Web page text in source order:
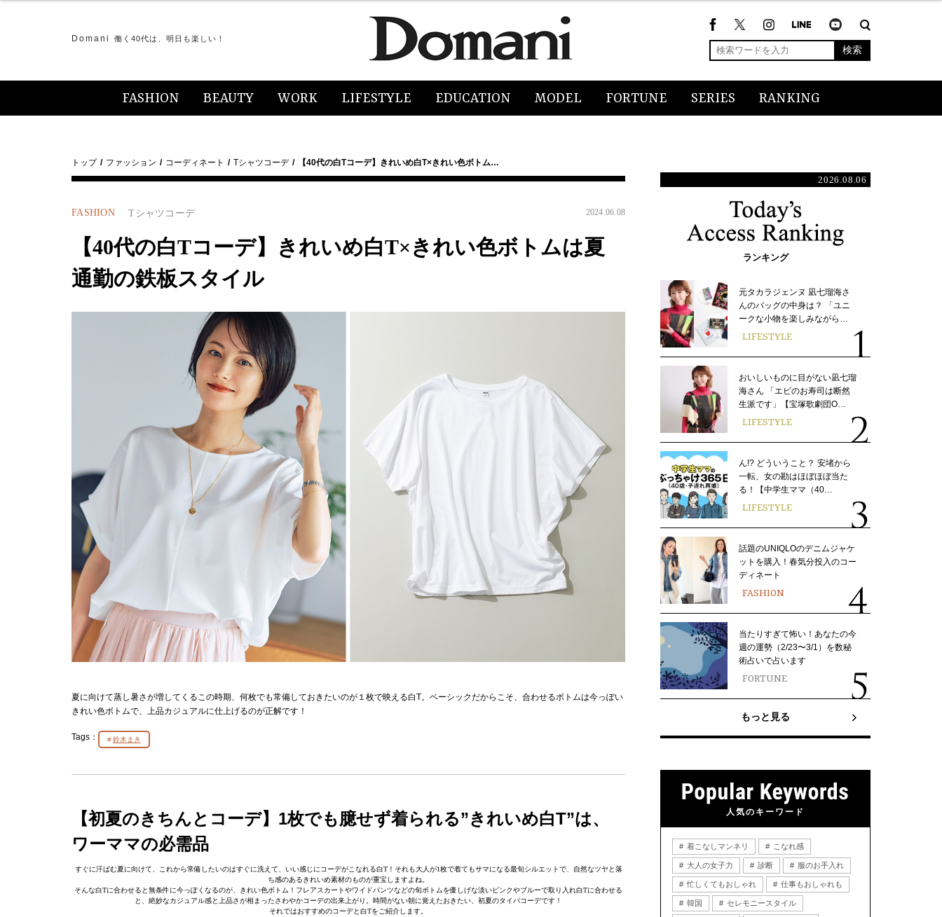
Domani 働く40代は、明日も楽しい！
検索
FASHION BEAUTY WORK LIFESTYLE EDUCATION MODEL FORTUNE SERIES RANKING
トップ ファッション コーディネート Tシャツコーデ 【40代の白Tコーデ】きれいめ白T×きれい色ボトム…
FASHION Tシャツコーデ 2024.06.08
【40代の白Tコーデ】きれいめ白T×きれい色ボトムは夏
通勤の鉄板スタイル
夏に向けて蒸し暑さが増してくるこの時期、何枚でも常備しておきたいのが１枚で映える白T。ベーシックだからこそ、合わせるボトムは今っぽい
きれい色ボトムで、上品カジュアルに仕上げるのが正解です！
Tags： 鈴木まき
【初夏のきちんとコーデ】1枚でも臆せず着られる”きれいめ白T”は、
ワーママの必需品
すぐに汗ばむ夏に向けて、これから常備したいのはすぐに洗えて、いい感じにコーデがこなれる白T！それも大人が1枚で着てもサマになる最旬シルエットで、自然なツヤと落
ち感のあるきれいめ素材のものが重宝しますよね。
そんな白Tに合わせると無条件に今っぽくなるのが、きれい色ボトム！フレアスカートやワイドパンツなどの旬ボトムを優しげな淡いピンクやブルーで取り入れ白Tに合わせる
と、絶妙なカジュアル感と上品さが相まったさわやかコーデの出来上がり。時間がない朝に覚えたおきたい、初夏のタイパコーデです！
それではおすすめのコーデと白Tをご紹介します。
2026.08.06
ランキング
元タカラジェンヌ 凪七瑠海さ
んのバッグの中身は？ 「ユニ
ークな小物を楽しみながら…
LIFESTYLE
おいしいものに目がない凪七瑠
海さん 「エビのお寿司は断然
生派です」【宝塚歌劇団O…
LIFESTYLE
ん!? どういうこと？ 安堵から
一転、女の勘はほぼほぼ当た
る！【中学生ママ（40…
LIFESTYLE
話題のUNIQLOのデニムジャケ
ットを購入！春気分投入のコー
ディネート
FASHION
当たりすぎて怖い！あなたの今
週の運勢（2/23〜3/1）を数秘
術占いで占います
FORTUNE
もっと見る
人気のキーワード
着こなしマンネリ こなれ感
大人の女子力 診断 服のお手入れ
忙しくてもおしゃれ 仕事もおしゃれも
韓国 セレモニースタイル